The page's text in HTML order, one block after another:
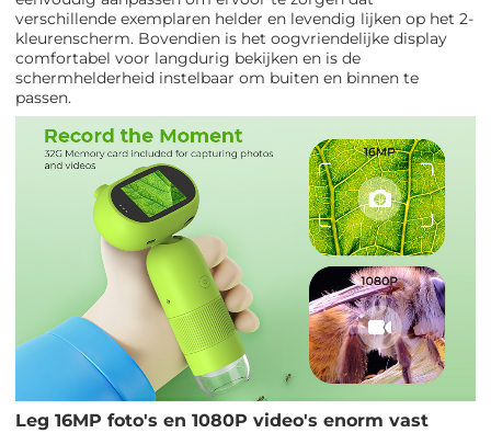
verschillende exemplaren helder en levendig lijken op het 2-
kleurenscherm. Bovendien is het oogvriendelijke display
comfortabel voor langdurig bekijken en is de
schermhelderheid instelbaar om buiten en binnen te
passen.
Leg 16MP foto's en 1080P video's enorm vast